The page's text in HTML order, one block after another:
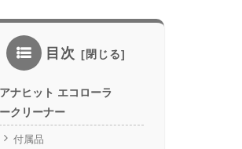
目次
アナヒット エコローラ
ークリーナー
付属品